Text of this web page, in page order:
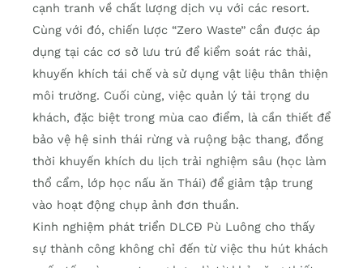
cạnh tranh về chất lượng dịch vụ với các resort.
Cùng với đó, chiến lược “Zero Waste” cần được áp
dụng tại các cơ sở lưu trú để kiểm soát rác thải,
khuyến khích tái chế và sử dụng vật liệu thân thiện
môi trường. Cuối cùng, việc quản lý tải trọng du
khách, đặc biệt trong mùa cao điểm, là cần thiết để
bảo vệ hệ sinh thái rừng và ruộng bậc thang, đồng
thời khuyến khích du lịch trải nghiệm sâu (học làm
thổ cẩm, lớp học nấu ăn Thái) để giảm tập trung
vào hoạt động chụp ảnh đơn thuần.
Kinh nghiệm phát triển DLCĐ Pù Luông cho thấy
sự thành công không chỉ đến từ việc thu hút khách